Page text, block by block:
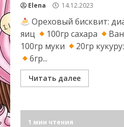
Elena 14.12.2023
Ореховый бисквит:
яиц
100гр сахара
100гр муки
20гр
6гр...
Читать далее
1 мин чтения